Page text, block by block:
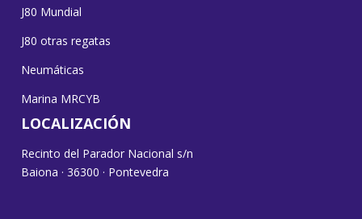
J80 Mundial
J80 otras regatas
Neumáticas
Marina MRCYB
LOCALIZACIÓN
Recinto del Parador Nacional s/n
Baiona · 36300 · Pontevedra